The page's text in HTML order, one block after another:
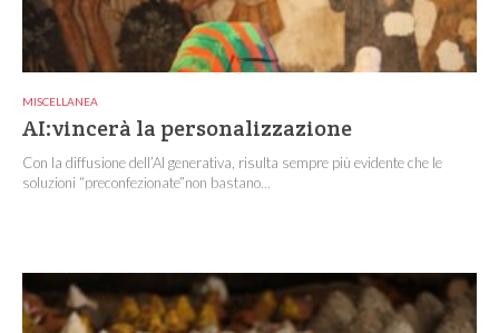
MISCELLANEA
AI:vincerà la personalizzazione
Con la diffusione dell’AI generativa, risulta sempre più evidente che le
soluzioni “preconfezionate”non bastano...